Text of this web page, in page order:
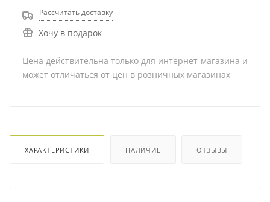
Рассчитать доставку
Хочу в подарок
Цена действительна только для интернет-магазина и
может отличаться от цен в розничных магазинах
ХАРАКТЕРИСТИКИ НАЛИЧИЕ ОТЗЫВЫ